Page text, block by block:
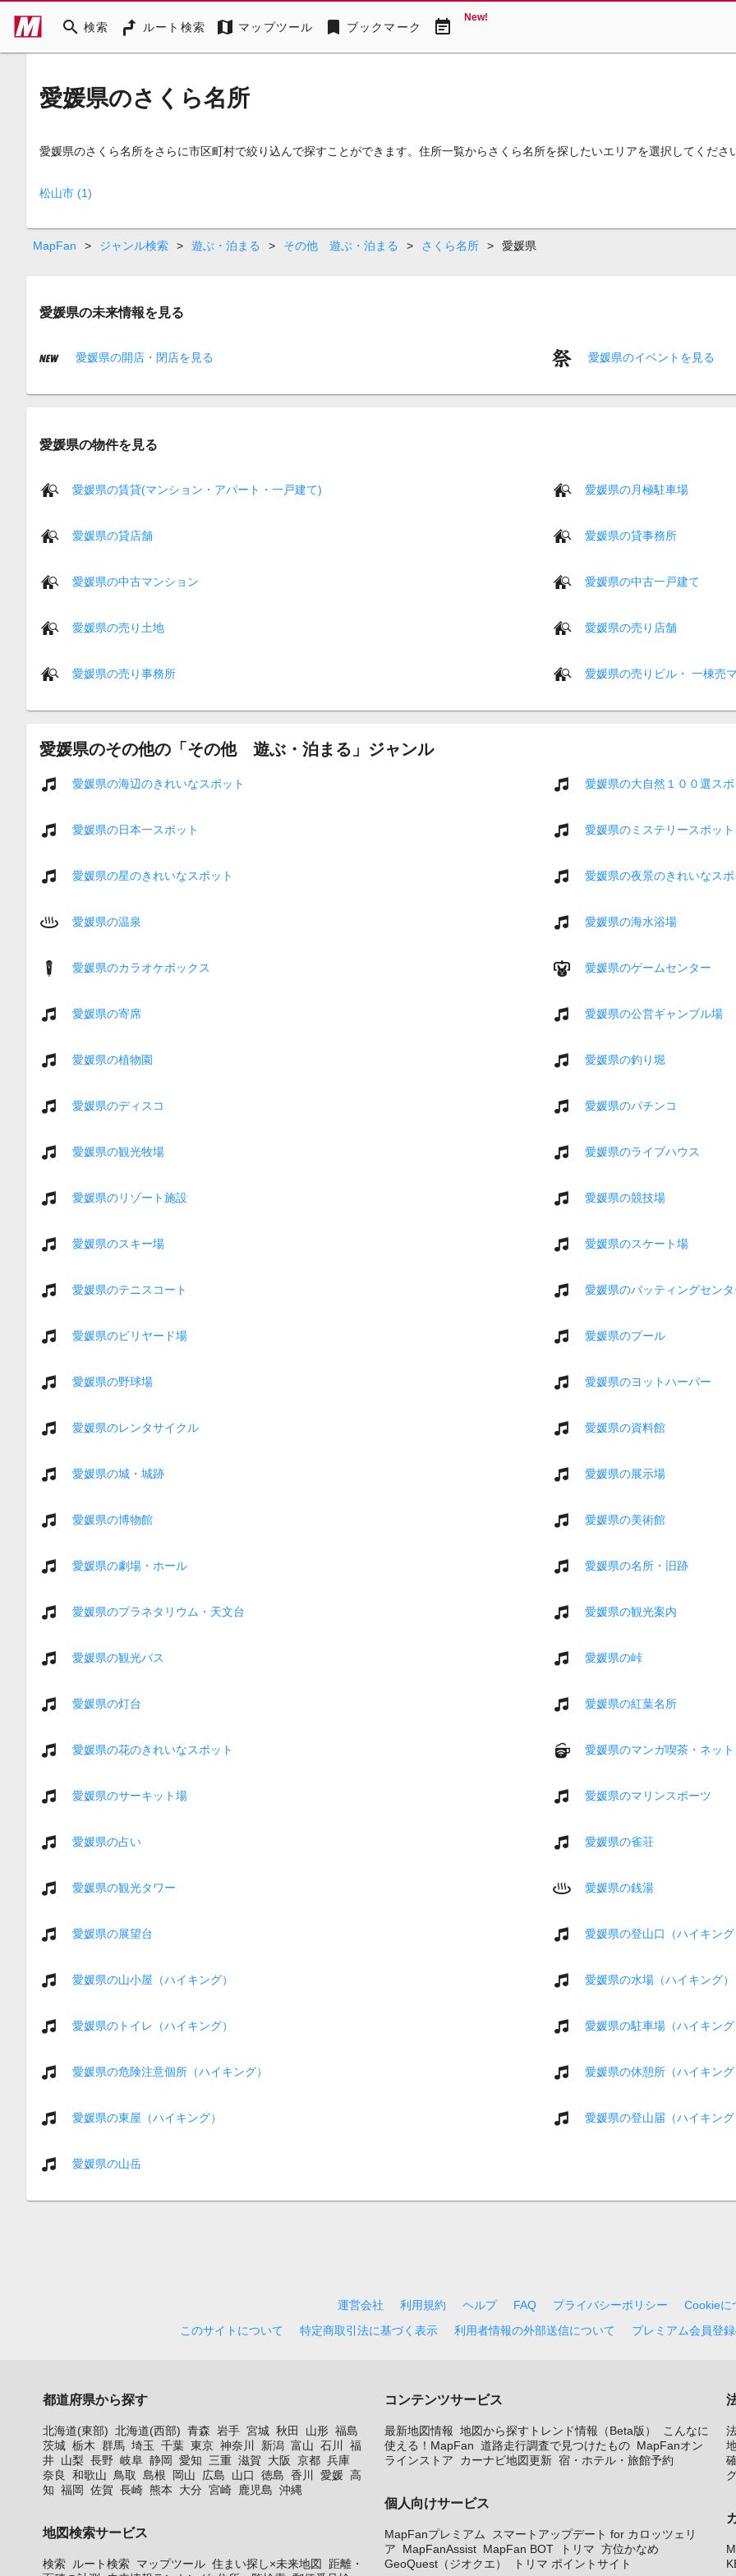
search 検索 ルート検索 map マップツール bookmark ブックマーク event_note New!
愛媛県のさくら名所
愛媛県のさくら名所をさらに市区町村で絞り込んで探すことができます。住所一覧からさくら名所を探したいエリアを選択してくださ
松山市 (1)
MapFan > ジャンル検索 > 遊ぶ・泊まる > その他 遊ぶ・泊まる > さくら名所 > 愛媛県
愛媛県の未来情報を見る
愛媛県の開店・閉店を見る 愛媛県のイベントを見る
愛媛県の物件を見る
愛媛県の賃貸(マンション・アパート・一戸建て) 愛媛県の月極駐車場
愛媛県の貸店舗 愛媛県の貸事務所
愛媛県の中古マンション 愛媛県の中古一戸建て
愛媛県の売り土地 愛媛県の売り店舗
愛媛県の売り事務所 愛媛県の売りビル・ 一棟売
愛媛県のその他の「その他 遊ぶ・泊まる」ジャンル
愛媛県の海辺のきれいなスポット 愛媛県の大自然１００選ス
愛媛県の日本一スポット 愛媛県のミステリースポット
愛媛県の星のきれいなスポット 愛媛県の夜景のきれいなス
愛媛県の温泉 愛媛県の海水浴場
愛媛県のカラオケボックス 愛媛県のゲームセンター
愛媛県の寄席 愛媛県の公営ギャンブル場
愛媛県の植物園 愛媛県の釣り堀
愛媛県のディスコ 愛媛県のパチンコ
愛媛県の観光牧場 愛媛県のライブハウス
愛媛県のリゾート施設 愛媛県の競技場
愛媛県のスキー場 愛媛県のスケート場
愛媛県のテニスコート 愛媛県のバッティングセン
愛媛県のビリヤード場 愛媛県のプール
愛媛県の野球場 愛媛県のヨットハーバー
愛媛県のレンタサイクル 愛媛県の資料館
愛媛県の城・城跡 愛媛県の展示場
愛媛県の博物館 愛媛県の美術館
愛媛県の劇場・ホール 愛媛県の名所・旧跡
愛媛県のプラネタリウム・天文台 愛媛県の観光案内
愛媛県の観光バス 愛媛県の峠
愛媛県の灯台 愛媛県の紅葉名所
愛媛県の花のきれいなスポット 愛媛県のマンガ喫茶・ネッ
愛媛県のサーキット場 愛媛県のマリンスポーツ
愛媛県の占い 愛媛県の雀荘
愛媛県の観光タワー 愛媛県の銭湯
愛媛県の展望台 愛媛県の登山口（ハイキン
愛媛県の山小屋（ハイキング） 愛媛県の水場（ハイキング）
愛媛県のトイレ（ハイキング） 愛媛県の駐車場（ハイキン
愛媛県の危険注意個所（ハイキング） 愛媛県の休憩所（ハイキン
愛媛県の東屋（ハイキング） 愛媛県の登山届（ハイキン
愛媛県の山岳
運営会社 利用規約 ヘルプ FAQ プライバシーポリシー
Cookieに
このサイトについて
特定商取引法に基づく表示 利用者情報の外部送信について プレミアム会員登
都道府県から探す
北海道(東部) 北海道(西部) 青森 岩手 宮城 秋田 山形 福島
茨城 栃木 群馬 埼玉 千葉 東京 神奈川 新潟 富山 石川
福
井 山梨 長野 岐阜 静岡 愛知 三重 滋賀 大阪 京都 兵庫
奈良
和歌山 鳥取 島根 岡山 広島 山口 徳島 香川 愛媛 高
知 福岡 佐賀 長崎 熊本 大分 宮崎 鹿児島 沖縄
地図検索サービス
検索 ルート検索 マップツール 住まい探し×未来地図
距離・
コンテンツサービス
最新地図情報 地図から探すトレンド情報（Beta版）
こんなに
使える！MapFan 道路走行調査で見つけたもの MapFanオン
ラインストア
カーナビ地図更新 宿・ホテル・旅館予約
個人向けサービス
MapFanプレミアム
スマートアップデート for カロッツェリ
ア
MapFanAssist MapFan BOT トリマ 方位かなめ
GeoQuest（ジオクエ）
トリマ ポイントサイト